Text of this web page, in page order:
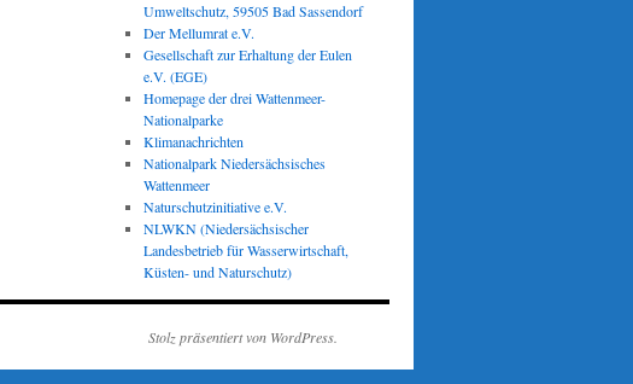
Umweltschutz, 59505 Bad Sassendorf
Der Mellumrat e.V.
Gesellschaft zur Erhaltung der Eulen
e.V. (EGE)
Homepage der drei Wattenmeer-
Nationalparke
Klimanachrichten
Nationalpark Niedersächsisches
Wattenmeer
Naturschutzinitiative e.V.
NLWKN (Niedersächsischer
Landesbetrieb für Wasserwirtschaft,
Küsten- und Naturschutz)
Stolz präsentiert von WordPress.